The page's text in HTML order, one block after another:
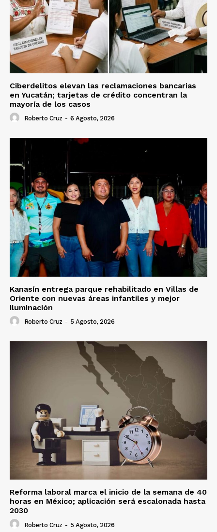
Ciberdelitos elevan las reclamaciones bancarias
en Yucatán; tarjetas de crédito concentran la
mayoría de los casos
Roberto Cruz - 6 Agosto, 2026
Kanasín entrega parque rehabilitado en Villas de
Oriente con nuevas áreas infantiles y mejor
iluminación
Roberto Cruz - 5 Agosto, 2026
Reforma laboral marca el inicio de la semana de 40
horas en México; aplicación será escalonada hasta
2030
Roberto Cruz - 5 Agosto, 2026